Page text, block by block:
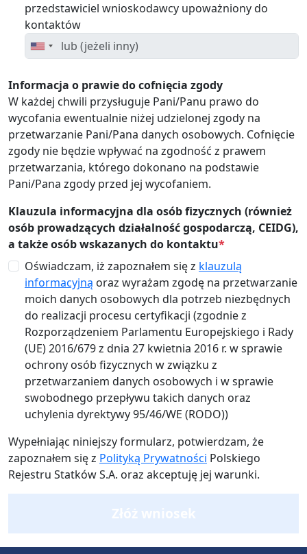
przedstawiciel wnioskodawcy upoważniony do
kontaktów
Informacja o prawie do cofnięcia zgody
W każdej chwili przysługuje Pani/Panu prawo do
wycofania ewentualnie niżej udzielonej zgody na
przetwarzanie Pani/Pana danych osobowych. Cofnięcie
zgody nie będzie wpływać na zgodność z prawem
przetwarzania, którego dokonano na podstawie
Pani/Pana zgody przed jej wycofaniem.
Klauzula informacyjna dla osób fizycznych (również
osób prowadzących działalność gospodarczą, CEIDG),
a także osób wskazanych do kontaktu*
Oświadczam, iż zapoznałem się z klauzulą
informacyjną oraz wyrażam zgodę na przetwarzanie
moich danych osobowych dla potrzeb niezbędnych
do realizacji procesu certyfikacji (zgodnie z
Rozporządzeniem Parlamentu Europejskiego i Rady
(UE) 2016/679 z dnia 27 kwietnia 2016 r. w sprawie
ochrony osób fizycznych w związku z
przetwarzaniem danych osobowych i w sprawie
swobodnego przepływu takich danych oraz
uchylenia dyrektywy 95/46/WE (RODO))
Wypełniając niniejszy formularz, potwierdzam, że
zapoznałem się z Polityką Prywatności Polskiego
Rejestru Statków S.A. oraz akceptuję jej warunki.
Złóż wniosek